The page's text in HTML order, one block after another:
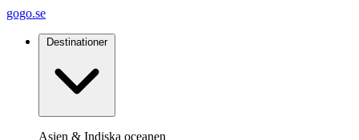
gogo.se
Destinationer
Asien & Indiska oceanen